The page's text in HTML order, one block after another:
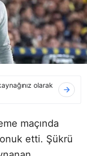
olarak
maçında
etti. Şükrü